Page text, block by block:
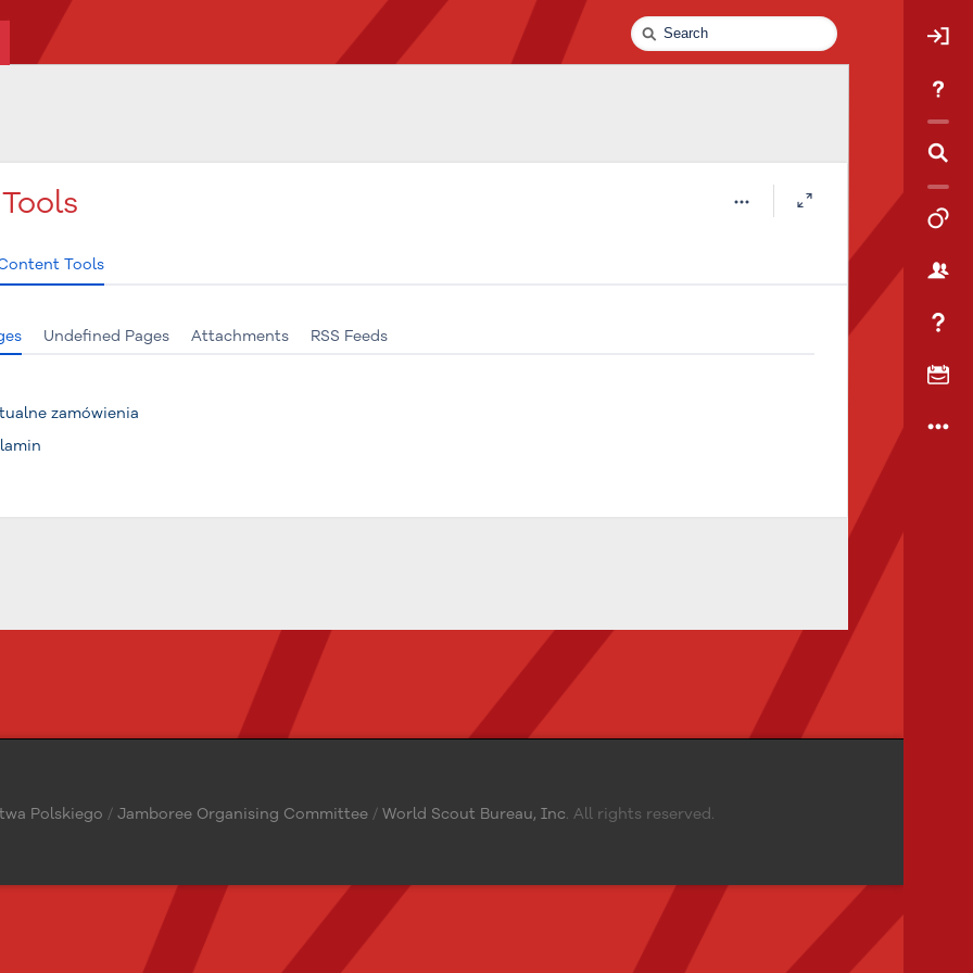
Quick
Search
Tools
Undefined Pages Attachments RSS Feeds
zamówienia
Polskiego / Jamboree Organising Committee / World Scout Bureau, Inc. All rights reserved.